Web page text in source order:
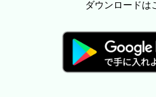
ダウンロードは